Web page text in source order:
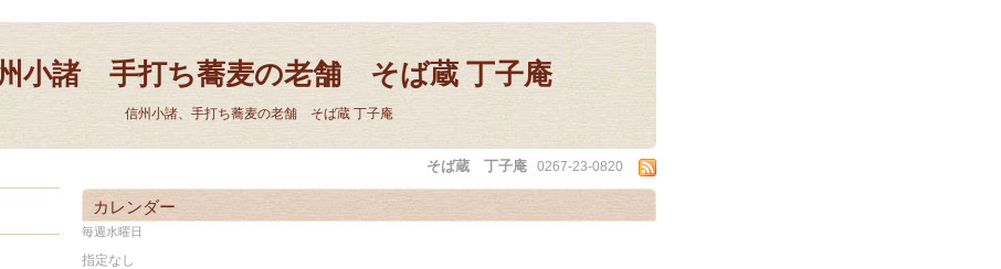
小諸 手打ち蕎麦の老舗 そば蔵 丁子庵
信州小諸、手打ち蕎麦の老舗 そば蔵 丁子庵
そば蔵 丁子庵 0267-23-0820
カレンダー
毎週水曜日
指定なし